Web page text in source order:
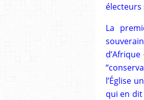
électeurs
La
l’Église
qui en